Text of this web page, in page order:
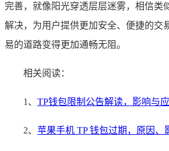
完善，就像阳光穿透层层迷雾，相信类
解决，为用户提供更加安全、便捷的交
易的道路变得更加通畅无阻。
相关阅读：
1、 TP钱包限制公告解读，影响与
2、 苹果手机 TP 钱包过期，原因、